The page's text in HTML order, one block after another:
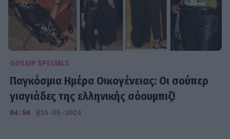
GOSSIP SPECIALS
Παγκόσμια Ημέρα Οικογένειας: Οι σούπερ
γιαγιάδες της ελληνικής σόουμπιζ!
04:50 @15-05-2024